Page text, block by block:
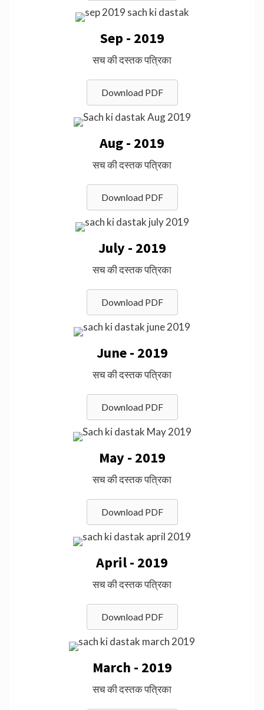
Sep - 2019
सच की दस्तक पत्रिका
Download PDF
Aug - 2019
सच की दस्तक पत्रिका
Download PDF
July - 2019
सच की दस्तक पत्रिका
Download PDF
June - 2019
सच की दस्तक पत्रिका
Download PDF
May - 2019
सच की दस्तक पत्रिका
Download PDF
April - 2019
सच की दस्तक पत्रिका
Download PDF
March - 2019
सच की दस्तक पत्रिका